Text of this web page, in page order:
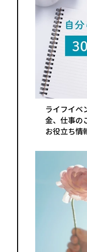
ライフイベ
金、仕事の
お役立ち情